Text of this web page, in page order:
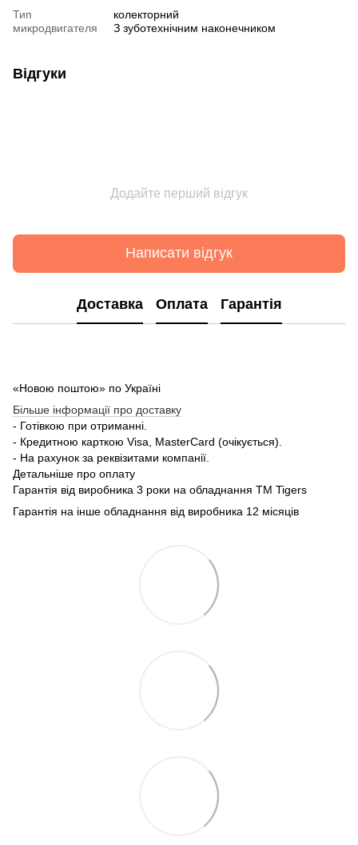
Тип
микродвигателя
колекторний
З зуботехнічним наконечником
Відгуки
Додайте перший відгук
Написати відгук
Доставка Оплата Гарантія
«Новою поштою» по Україні
Більше інформації про доставку
- Готівкою при отриманні.
- Кредитною карткою Visa, MasterCard (очікується).
- На рахунок за реквізитами компанії.
Детальніше про оплату
Гарантія від виробника 3 роки на обладнання TM Tigers
Гарантія на інше обладнання від виробника 12 місяців